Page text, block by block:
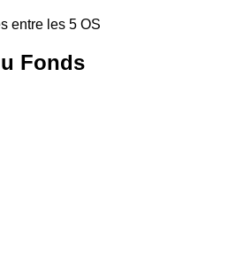
entre les 5 OS
Fonds